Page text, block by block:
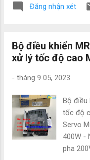
Đơn
hoạt
ngoài
lượng:
ngành
Festo,
phẩm
Đăng nhận xét
Bộ điều khiển
xử lý tốc độ cao
- tháng 9 05, 2023
Bộ điều
tốc độ
Servo
400W -
pha